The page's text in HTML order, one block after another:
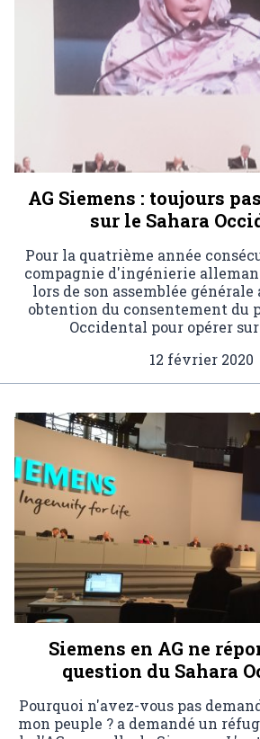
AG Siemens : toujours
sur le Sahara
Pour la quatrième année
compagnie d'ingénierie
lors de son assemblée
obtention du consentement du
Occidental pour opérer
12 février 2020
Siemens en AG ne
question du Sahara
Pourquoi n'avez-vous pas
mon peuple ? a demandé un